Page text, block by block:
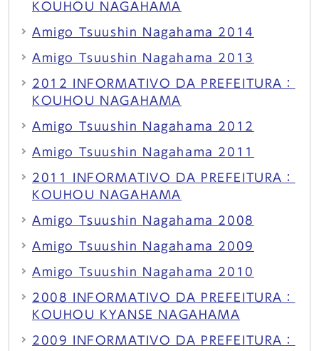
KOUHOU NAGAHAMA
Amigo Tsuushin Nagahama 2014
Amigo Tsuushin Nagahama 2013
2012 INFORMATIVO DA PREFEITURA：
KOUHOU NAGAHAMA
Amigo Tsuushin Nagahama 2012
Amigo Tsuushin Nagahama 2011
2011 INFORMATIVO DA PREFEITURA：
KOUHOU NAGAHAMA
Amigo Tsuushin Nagahama 2008
Amigo Tsuushin Nagahama 2009
Amigo Tsuushin Nagahama 2010
2008 INFORMATIVO DA PREFEITURA：
KOUHOU KYANSE NAGAHAMA
2009 INFORMATIVO DA PREFEITURA：